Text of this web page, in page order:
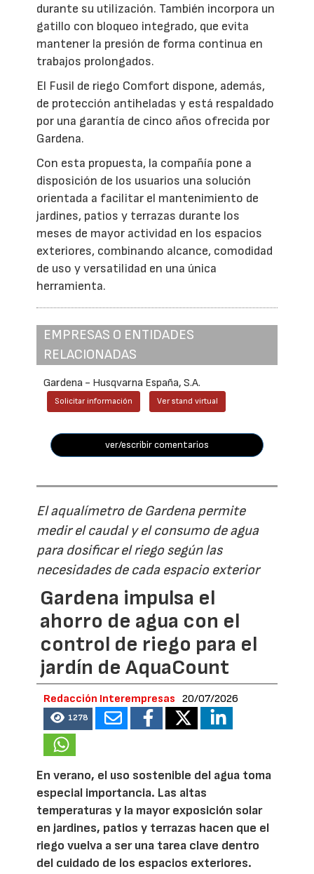
durante su utilización. También incorpora un
gatillo con bloqueo integrado, que evita
mantener la presión de forma continua en
trabajos prolongados.
El Fusil de riego Comfort dispone, además,
de protección antiheladas y está respaldado
por una garantía de cinco años ofrecida por
Gardena.
Con esta propuesta, la compañía pone a
disposición de los usuarios una solución
orientada a facilitar el mantenimiento de
jardines, patios y terrazas durante los
meses de mayor actividad en los espacios
exteriores, combinando alcance, comodidad
de uso y versatilidad en una única
herramienta.
EMPRESAS O ENTIDADES
RELACIONADAS
Gardena - Husqvarna España, S.A.
Solicitar información Ver stand virtual
ver/escribir comentarios
El aqualímetro de Gardena permite
medir el caudal y el consumo de agua
para dosificar el riego según las
necesidades de cada espacio exterior
Gardena impulsa el
ahorro de agua con el
control de riego para el
jardín de AquaCount
Redacción Interempresas 20/07/2026
1278
En verano, el uso sostenible del agua toma
especial importancia. Las altas
temperaturas y la mayor exposición solar
en jardines, patios y terrazas hacen que el
riego vuelva a ser una tarea clave dentro
del cuidado de los espacios exteriores.